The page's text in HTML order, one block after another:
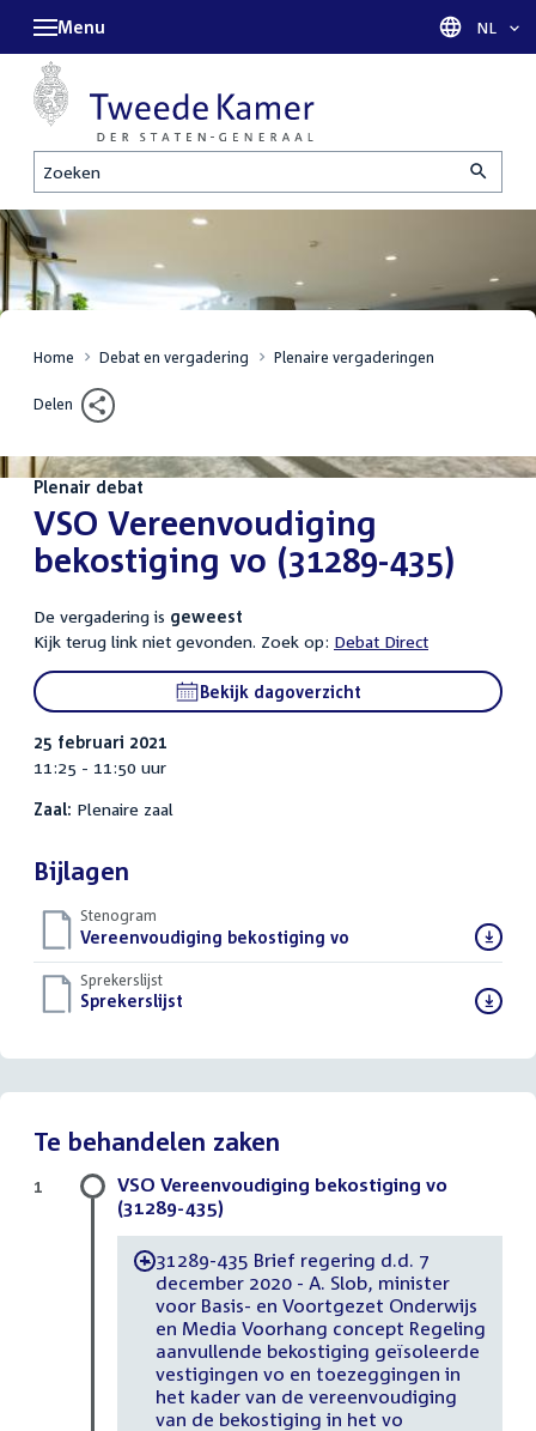
Zoeken
Menu Taal
NL
Home Debat en vergadering Plenaire vergaderingen
Delen
Plenair debat
:VSO Vereenvoudiging
bekostiging vo (31289-435)
De vergadering is geweest
Kijk terug link niet gevonden. Zoek op: Debat Direct
Bekijk dagoverzicht
25 februari 2021
11:25 - 11:50 uur
Zaal: Plenaire zaal
Bijlagen
Stenogram
Download
bestand:
Vereenvoudiging bekostiging vo
Sprekerslijst
Download
Sprekerslijst
Te behandelen zaken
VSO Vereenvoudiging bekostiging vo
(31289-435)
-31289-435 Brief regering d.d. 7
december 2020 - A. Slob, minister
voor Basis- en Voortgezet Onderwijs
en Media Voorhang concept Regeling
aanvullende bekostiging geïsoleerde
vestigingen vo en toezeggingen in
het kader van de vereenvoudiging
van de bekostiging in het vo
1